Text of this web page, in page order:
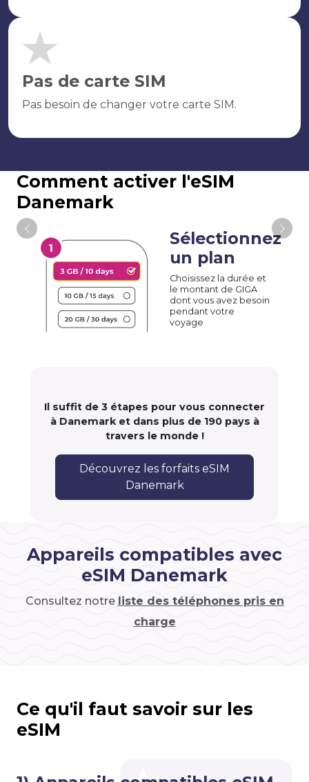
Pas de carte SIM
Pas besoin de changer votre carte SIM.
Comment activer l'eSIM
Danemark
Sélectionnez
un plan
Choisissez la durée et
le montant de GIGA
dont vous avez besoin
pendant votre
voyage
Il suffit de 3 étapes pour vous connecter
à Danemark et dans plus de 190 pays à
travers le monde !
Découvrez les forfaits eSIM
Danemark
Appareils compatibles avec
eSIM Danemark
Consultez notre liste des téléphones pris en
charge
Ce qu'il faut savoir sur les
eSIM